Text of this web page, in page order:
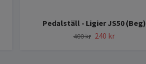
Pedalställ - Ligier JS50 (Beg)
400 kr 240 kr